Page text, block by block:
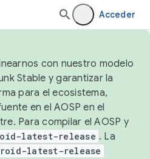
Acceder
con nuestro modelo
Stable y garantizar la
para el ecosistema,
en el AOSP en el
Para compilar el AOSP y
latest-release . La
latest-release